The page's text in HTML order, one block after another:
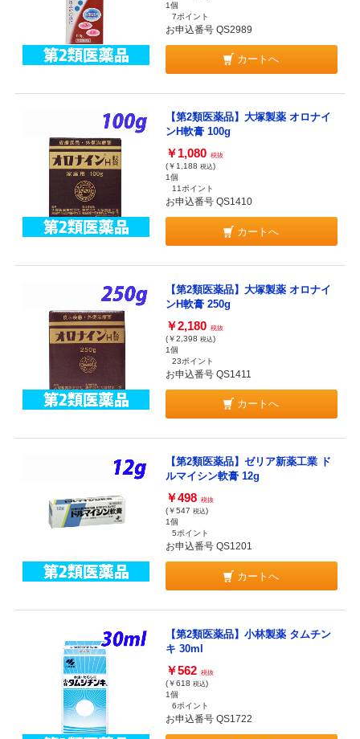
1個
7ポイント
お申込番号 QS2989
カートへ
【第2類医薬品】大塚製薬 オロナイ
ンH軟膏 100g
￥1,080 税抜
(￥1,188 税込)
1個
11ポイント
お申込番号 QS1410
カートへ
【第2類医薬品】大塚製薬 オロナイ
ンH軟膏 250g
￥2,180 税抜
(￥2,398 税込)
1個
23ポイント
お申込番号 QS1411
カートへ
【第2類医薬品】ゼリア新薬工業 ド
ルマイシン軟膏 12g
￥498 税抜
(￥547 税込)
1個
5ポイント
お申込番号 QS1201
カートへ
【第2類医薬品】小林製薬 タムチン
キ 30ml
￥562 税抜
(￥618 税込)
1個
6ポイント
お申込番号 QS1722